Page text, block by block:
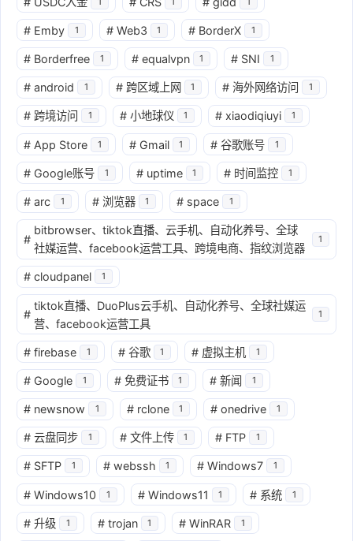
# Emby 1 # Web3 1 # BorderX 1
# Borderfree 1 # equalvpn 1 # SNI 1
# android 1 # 跨区域上网 1 # 海外网络访问 1
# 跨境访问 1 # 小地球仪 1 # xiaodiqiuyi 1
# App Store 1 # Gmail 1 # 谷歌账号 1
# Google账号 1 # uptime 1 # 时间监控 1
# arc 1 # 浏览器 1 # space 1
#
bitbrowser、tiktok直播、云手机、自动化养号、全球
社媒运营、facebook运营工具、跨境电商、指纹浏览器
1
# cloudpanel 1
#
tiktok直播、DuoPlus云手机、自动化养号、全球社媒运
营、facebook运营工具
1
# firebase 1 # 谷歌 1 # 虚拟主机 1
# Google 1 # 免费证书 1 # 新闻 1
# newsnow 1 # rclone 1 # onedrive 1
# 云盘同步 1 # 文件上传 1 # FTP 1
# SFTP 1 # webssh 1 # Windows7 1
# Windows10 1 # Windows11 1 # 系统 1
# 升级 1 # trojan 1 # WinRAR 1